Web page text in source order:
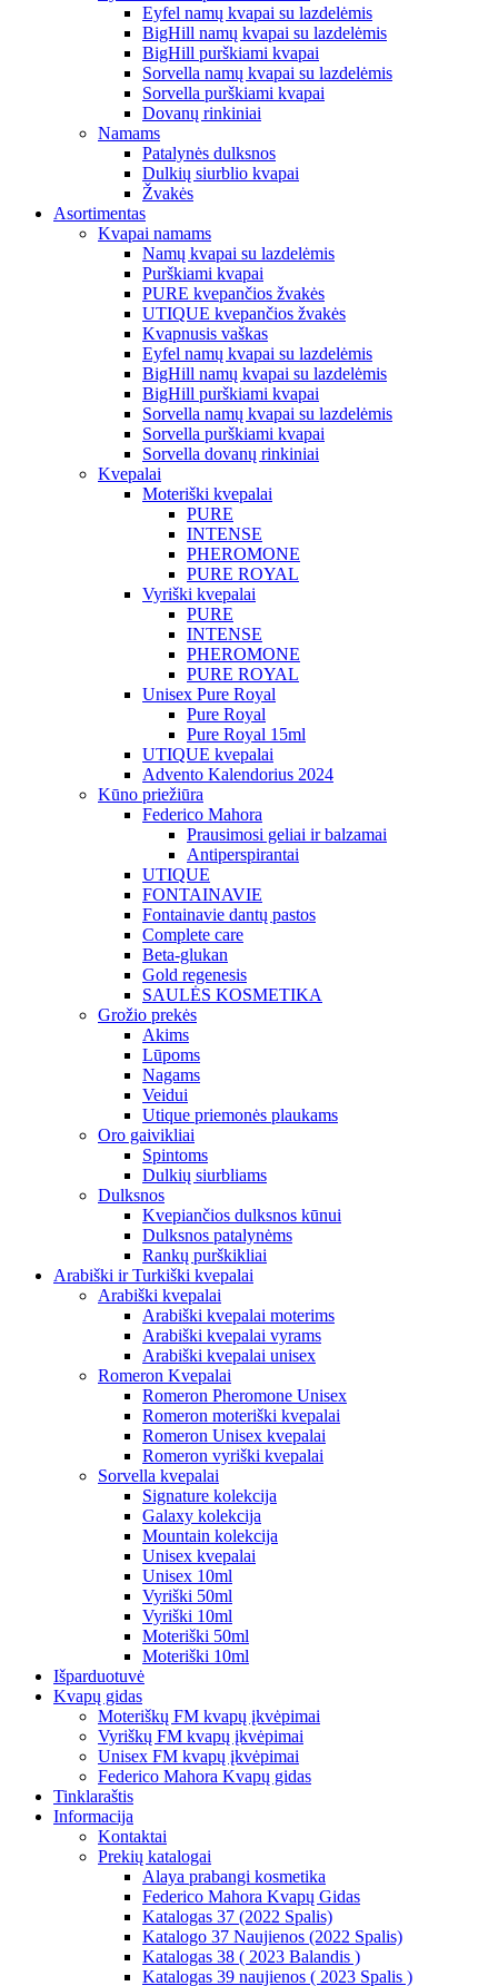
Eyfel namų kvapai su lazdelėmis
BigHill namų kvapai su lazdelėmis
BigHill purškiami kvapai
Sorvella namų kvapai su lazdelėmis
Sorvella purškiami kvapai
Dovanų rinkiniai
Namams
Patalynės dulksnos
Dulkių siurblio kvapai
Žvakės
Asortimentas
Kvapai namams
Namų kvapai su lazdelėmis
Purškiami kvapai
PURE kvepančios žvakės
UTIQUE kvepančios žvakės
Kvapnusis vaškas
Eyfel namų kvapai su lazdelėmis
BigHill namų kvapai su lazdelėmis
BigHill purškiami kvapai
Sorvella namų kvapai su lazdelėmis
Sorvella purškiami kvapai
Sorvella dovanų rinkiniai
Kvepalai
Moteriški kvepalai
PURE
INTENSE
PHEROMONE
PURE ROYAL
Vyriški kvepalai
PURE
INTENSE
PHEROMONE
PURE ROYAL
Unisex Pure Royal
Pure Royal
Pure Royal 15ml
UTIQUE kvepalai
Advento Kalendorius 2024
Kūno priežiūra
Federico Mahora
Prausimosi geliai ir balzamai
Antiperspirantai
UTIQUE
FONTAINAVIE
Fontainavie dantų pastos
Complete care
Beta-glukan
Gold regenesis
SAULĖS KOSMETIKA
Grožio prekės
Akims
Lūpoms
Nagams
Veidui
Utique priemonės plaukams
Oro gaivikliai
Spintoms
Dulkių siurbliams
Dulksnos
Kvepiančios dulksnos kūnui
Dulksnos patalynėms
Rankų purškikliai
Arabiški ir Turkiški kvepalai
Arabiški kvepalai
Arabiški kvepalai moterims
Arabiški kvepalai vyrams
Arabiški kvepalai unisex
Romeron Kvepalai
Romeron Pheromone Unisex
Romeron moteriški kvepalai
Romeron Unisex kvepalai
Romeron vyriški kvepalai
Sorvella kvepalai
Signature kolekcija
Galaxy kolekcija
Mountain kolekcija
Unisex kvepalai
Unisex 10ml
Vyriški 50ml
Vyriški 10ml
Moteriški 50ml
Moteriški 10ml
Išparduotuvė
Kvapų gidas
Moteriškų FM kvapų įkvėpimai
Vyriškų FM kvapų įkvėpimai
Unisex FM kvapų įkvėpimai
Federico Mahora Kvapų gidas
Tinklaraštis
Informacija
Kontaktai
Prekių katalogai
Alaya prabangi kosmetika
Federico Mahora Kvapų Gidas
Katalogas 37 (2022 Spalis)
Katalogo 37 Naujienos (2022 Spalis)
Katalogas 38 ( 2023 Balandis )
Katalogas 39 naujienos ( 2023 Spalis )